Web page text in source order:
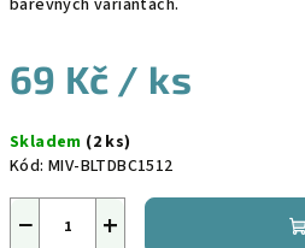
barevných variantách.
69 Kč / ks
cena:
Skladem (2 ks)
Kód: MIV-BLTDBC1512
+
−